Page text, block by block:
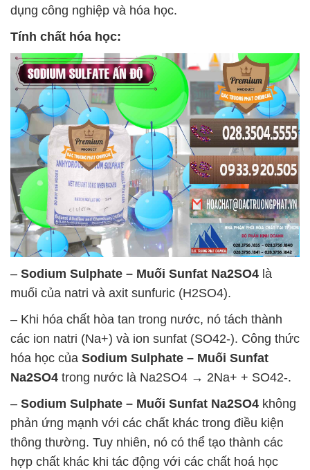
dụng công nghiệp và hóa học.
Tính chất hóa học:
– Sodium Sulphate – Muối Sunfat Na2SO4 là
muối của natri và axit sunfuric (H2SO4).
– Khi hóa chất hòa tan trong nước, nó tách thành
các ion natri (Na+) và ion sunfat (SO42-). Công thức
hóa học của Sodium Sulphate – Muối Sunfat
Na2SO4 trong nước là Na2SO4 → 2Na+ + SO42-.
– Sodium Sulphate – Muối Sunfat Na2SO4 không
phản ứng mạnh với các chất khác trong điều kiện
thông thường. Tuy nhiên, nó có thể tạo thành các
hợp chất khác khi tác động với các chất hoá học